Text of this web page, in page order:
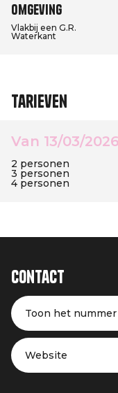
Omgeving
Vlakbij een G.R.
Waterkant
Tarieven
Van 13/03/
2 personen
3 personen
4 personen
Contact
Toon het nummer
Website